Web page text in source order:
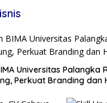
Universitas Palangka
Perkuat Branding dan